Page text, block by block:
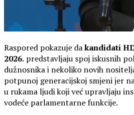
Raspored pokazuje dakandidati
2026. predstavljaju spoj iskusnih
dužnosnika i nekoliko novih
potpunoj generacijskoj smjeni jer
u rukama ljudi koji već upravljaju
vodeće parlamentarne funkcije.